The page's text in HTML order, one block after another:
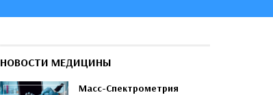
НОВОСТИ МЕДИЦИНЫ
Масс-Спектрометрия